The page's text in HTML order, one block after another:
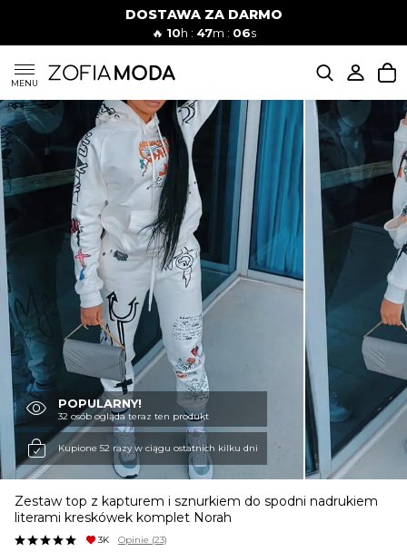
DOSTAWA ZA DARMO
🔥 10h : 47m : 05s
MENU
SUKIENKI
KOMPLETY
JEANSY
MODA PLAŻOWA
BLUZKI
KURTKI I PŁASZCZE
SPÓDNICE
POPULARNY!
32 osób ogląda teraz ten produkt
Kupione 52 razy w ciągu ostatnich kilku dni
Zestaw top z kapturem i sznurkiem do spodni nadrukiem
literami kreskówek komplet Norah
3K Opinie (23)